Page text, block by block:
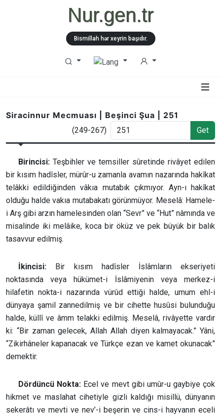
Nur.gen.tr
Bismillah hər xeyrin başıdır.
Siracinnur Mecmuası | Beşinci Şua | 251
(249-267) Get
Birincisi: Teşbihler ve temsiller sûretinde rivâyet edilen
bir kısım hadîsler, mürûr-u zamanla avamın nazarında hakîkat
telâkki edildiğinden vâkıa mutabık çıkmıyor. Ayn-ı hakîkat
olduğu halde vakıa mutabakatı görünmüyor. Meselâ: Hamele-
i Arş gibi arzın hamelesinden olan “Sevr” ve “Hut” nâmında ve
misalinde iki melâike, koca bir öküz ve pek büyük bir balık
tasavvur edilmiş.
İkincisi: Bir kısım hadîsler İslâmların ekseriyeti
noktasında veya hükümet-i İslâmiyenin veya merkez-i
hilafetin nokta-i nazarında vürûd ettiği halde, umum ehl-i
dünyaya şamil zannedilmiş ve bir cihette husûsi bulunduğu
halde, küllî ve âmm telakki edilmiş. Meselâ, rivâyette vardır
ki: “Bir zaman gelecek, Allah Allah diyen kalmayacak.” Yâni,
“Zikirhâneler kapanacak ve Türkçe ezan ve kamet okunacak”
demektir.
Dördüncü Nokta: Ecel ve mevt gibi umûr-u gaybiye çok
hikmet ve maslahat cihetiyle gizli kaldığı misillü, dünyanın
sekerâtı ve mevti ve nev’-i beşerin ve cins-i hayvanın eceli